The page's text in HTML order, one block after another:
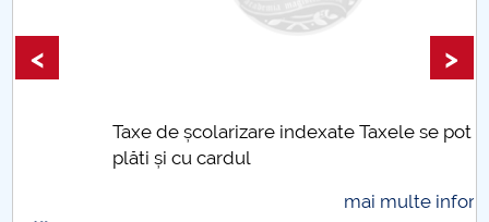
Taxe de școlarizare indexate Taxele se pot
plăti și cu cardul
mai multe informatii...
< >